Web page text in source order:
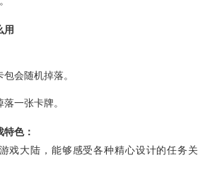
用
会随机掉落。
一张卡牌。
色：
戏大陆，能够感受各种精心设计的任务关